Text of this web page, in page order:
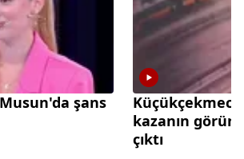
Musun'da şans
kazanın
çıktı